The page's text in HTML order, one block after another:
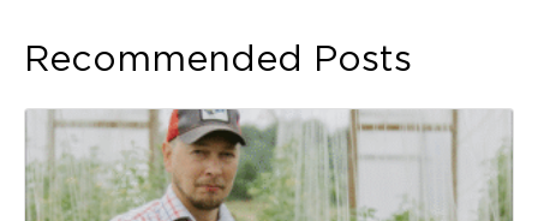
Recommended Posts